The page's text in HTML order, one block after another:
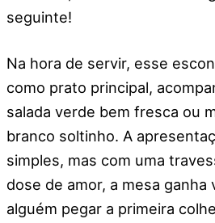
seguinte!
Na hora de servir, esse
como prato principal,
salada verde bem fresca ou
branco soltinho. A
simples, mas com uma
dose de amor, a mesa ganha
alguém pegar a primeira